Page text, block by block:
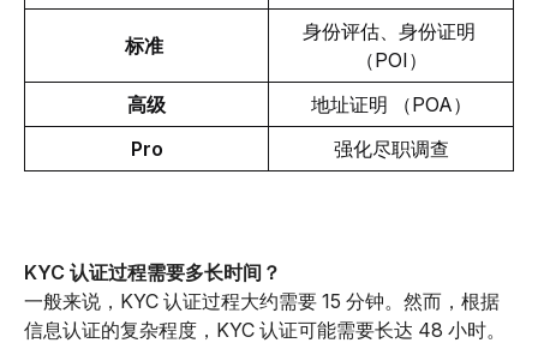
标准
身份评估、身份证明
（POI）
高级
地址证明 （POA）
Pro
强化尽职调查
KYC 认证过程需要多长时间？
一般来说，KYC 认证过程大约需要 15 分钟。然而，根据
信息认证的复杂程度，KYC 认证可能需要长达 48 小时。